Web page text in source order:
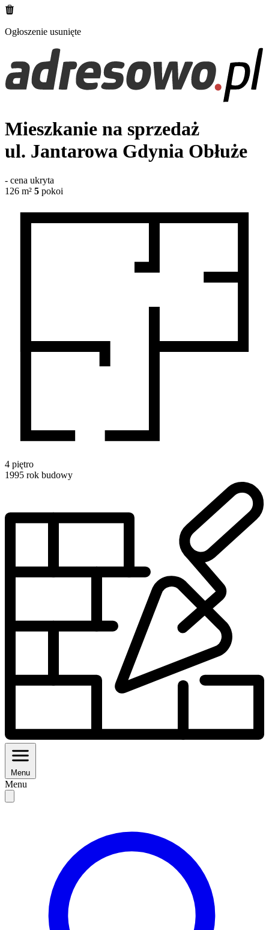
Ogłoszenie usunięte
Mieszkanie na sprzedaż
ul. Jantarowa Gdynia Obłuże
- cena ukryta
126 m² 5 pokoi
4 piętro
1995 rok budowy
Menu
Menu